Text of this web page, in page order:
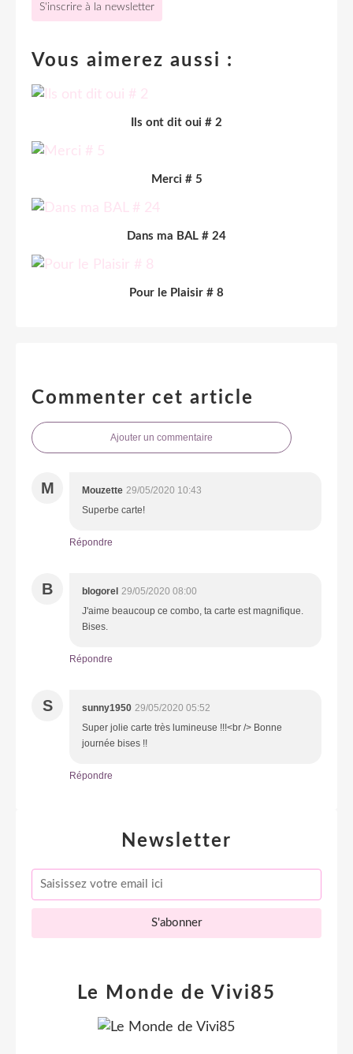
S'inscrire à la newsletter
Vous aimerez aussi :
Ils ont dit oui # 2
Merci # 5
Dans ma BAL # 24
Pour le Plaisir # 8
Commenter cet article
Ajouter un commentaire
M Mouzette 29/05/2020 10:43
Superbe carte!
Répondre
B blogorel 29/05/2020 08:00
J'aime beaucoup ce combo, ta carte est magnifique.
Bises.
Répondre
S sunny1950 29/05/2020 05:52
Super jolie carte très lumineuse !!!<br /> Bonne
journée bises !!
Répondre
Newsletter
Le Monde de Vivi85